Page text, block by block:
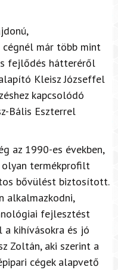
már több mint
fejlődés hátteréről
Kleisz Józseffel
kapcsolódó
Bális Eszterrel
az 1990-es években,
olyan termékprofilt
bővülést biztosított.
alkalmazkodni,
fejlesztést
a kihívásokra és jó
Zoltán, aki szerint a
cégek alapvető